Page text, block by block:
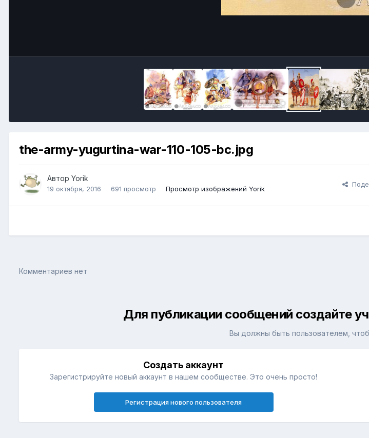
the-army-yugurtina-war-110-105-bc.jpg
Автор Yorik
19 октября, 2016 691 просмотр Просмотр изображений Yorik
Комментариев нет
Для публикации сообщений создайте
Вы должны быть пользователем,
Создать аккаунт
Зарегистрируйте новый аккаунт в нашем сообществе. Это очень просто!
Регистрация нового пользователя